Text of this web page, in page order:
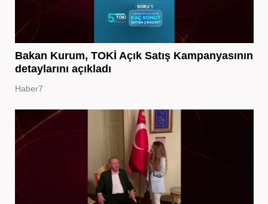
Bakan Kurum, TOKİ Açık Satış Kampanyasının
detaylarını açıkladı
Haber7